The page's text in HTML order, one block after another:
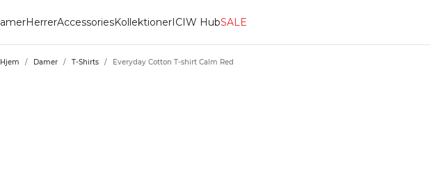
HerrerAccessoriesKollektionerICIW HubSALE
Hjem / Damer / T-Shirts / Everyday Cotton T-shirt Calm Red